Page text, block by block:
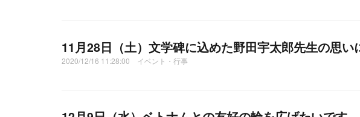
11月28日（土）文学碑に込めた野田宇太郎先生の思い
2020/12/16 11:28:00 イベント・行事